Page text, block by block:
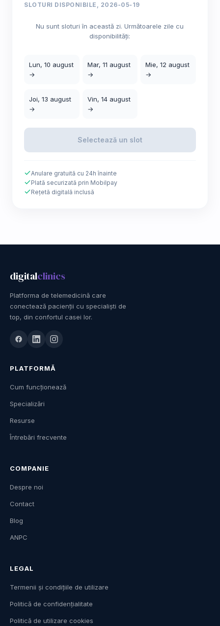
SLOTURI DISPONIBILE, 2026-05-19
Nu sunt sloturi în această zi. Următoarele zile cu
disponibilități:
Lun, 10 august
→
Mar, 11 august
→
Mie, 12 august
→
Joi, 13 august
→
Vin, 14 august
→
Selectează un slot
Anulare gratuită cu 24h înainte
Plată securizată prin Mobilpay
Rețetă digitală inclusă
digitalclinics
Platforma de telemedicină care
conectează pacienții cu specialiști de
top, din confortul casei lor.
PLATFORMĂ
Cum funcționează
Specializări
Resurse
Întrebări frecvente
COMPANIE
Despre noi
Contact
Blog
ANPC
LEGAL
Termenii și condițiile de utilizare
Politică de confidențialitate
Politică de utilizare cookies